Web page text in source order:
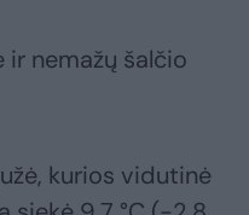
nemažų šalčio
kurios vidutinė